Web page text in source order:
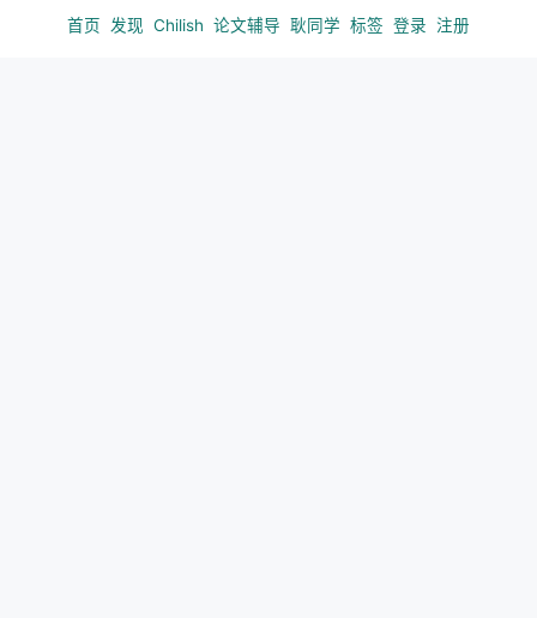
首页
发现 Chilish 论文辅导 耿同学 标签 登录 注册